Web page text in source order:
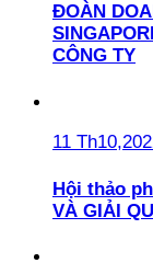
ĐOÀN
CÔNG TY
11
Hội thảo
VÀ GIẢI